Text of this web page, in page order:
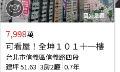
7,998萬
可看屋！全坤１０１十一樓
台北市信義區信義路四段
建坪51.63 3房2廳 0.7年